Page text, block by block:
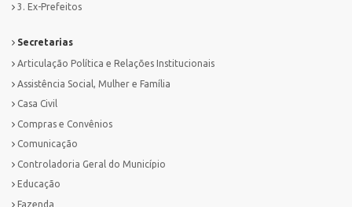
3. Ex-Prefeitos
Secretarias
Articulação Política e Relações Institucionais
Assistência Social, Mulher e Família
Casa Civil
Compras e Convênios
Comunicação
Controladoria Geral do Município
Educação
Fazenda